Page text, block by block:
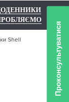
Shell Проконсультуватися